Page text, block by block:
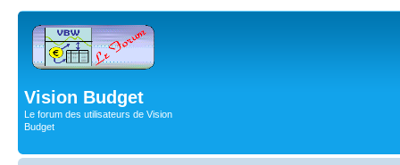
Vision Budget
Le forum des utilisateurs de Vision
Budget